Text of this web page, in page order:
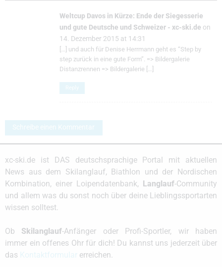
Weltcup Davos in Kürze: Ende der Siegesserie
und gute Deutsche und Schweizer - xc-ski.de on
14. Dezember 2015 at 14:31
[…] und auch für Denise Herrmann geht es “Step by
step zurück in eine gute Form”. => Bildergalerie
Distanzrennen => Bildergalerie […]
Reply
Schreibe einen Kommentar
xc-ski.de ist DAS deutschsprachige Portal mit aktuellen
News aus dem Skilanglauf, Biathlon und der Nordischen
Kombination, einer Loipendatenbank, Langlauf-Community
und allem was du sonst noch über deine Lieblingssportarten
wissen solltest.
Ob Skilanglauf-Anfänger oder Profi-Sportler, wir haben
immer ein offenes Ohr für dich! Du kannst uns jederzeit über
das
erreichen.